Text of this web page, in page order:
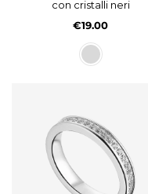
con cristalli neri
€19.00